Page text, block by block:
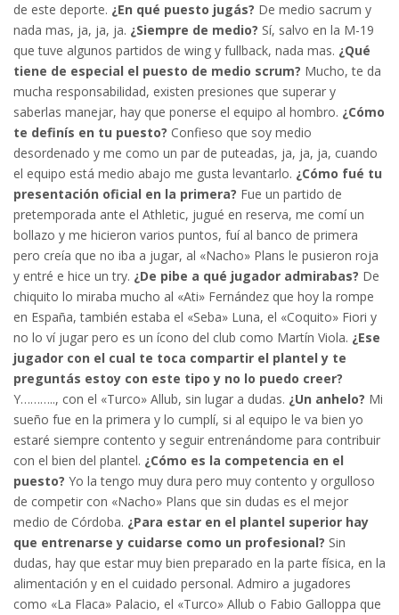
de este deporte. ¿En qué puesto jugás? De medio sacrum y
nada mas, ja, ja, ja. ¿Siempre de medio? Sí, salvo en la M-19
que tuve algunos partidos de wing y fullback, nada mas. ¿Qué
tiene de especial el puesto de medio scrum? Mucho, te da
mucha responsabilidad, existen presiones que superar y
saberlas manejar, hay que ponerse el equipo al hombro. ¿Cómo
te definís en tu puesto? Confieso que soy medio
desordenado y me como un par de puteadas, ja, ja, ja, cuando
el equipo está medio abajo me gusta levantarlo. ¿Cómo fué tu
presentación oficial en la primera? Fue un partido de
pretemporada ante el Athletic, jugué en reserva, me comí un
bollazo y me hicieron varios puntos, fuí al banco de primera
pero creía que no iba a jugar, al «Nacho» Plans le pusieron roja
y entré e hice un try. ¿De pibe a qué jugador admirabas? De
chiquito lo miraba mucho al «Ati» Fernández que hoy la rompe
en España, también estaba el «Seba» Luna, el «Coquito» Fiori y
no lo ví jugar pero es un ícono del club como Martín Viola. ¿Ese
jugador con el cual te toca compartir el plantel y te
preguntás estoy con este tipo y no lo puedo creer?
Y……….., con el «Turco» Allub, sin lugar a dudas. ¿Un anhelo? Mi
sueño fue en la primera y lo cumplí, si al equipo le va bien yo
estaré siempre contento y seguir entrenándome para contribuir
con el bien del plantel. ¿Cómo es la competencia en el
puesto? Yo la tengo muy dura pero muy contento y orgulloso
de competir con «Nacho» Plans que sin dudas es el mejor
medio de Córdoba. ¿Para estar en el plantel superior hay
que entrenarse y cuidarse como un profesional? Sin
dudas, hay que estar muy bien preparado en la parte física, en la
alimentación y en el cuidado personal. Admiro a jugadores
como «La Flaca» Palacio, el «Turco» Allub o Fabio Galloppa que